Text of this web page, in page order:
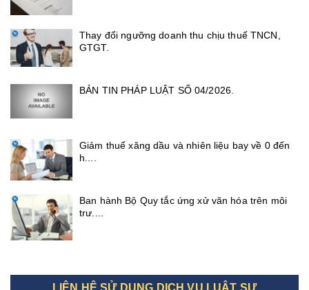
Thay đổi ngưỡng doanh thu chịu thuế TNCN,
GTGT.
BẢN TIN PHÁP LUẬT SỐ 04/2026.
Giảm thuế xăng dầu và nhiên liệu bay về 0 đến
h....
Ban hành Bộ Quy tắc ứng xử văn hóa trên môi
trư....